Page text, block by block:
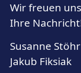
Wir freuen
Ihre
Susanne Stöhr
Jakub Fiksiak